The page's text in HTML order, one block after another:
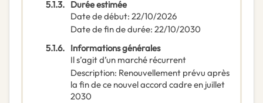
5.1.3. Durée estimée
Date de début: 22/10/2026
Date de fin de durée: 22/10/2030
5.1.6. Informations générales
Il s’agit d’un marché récurrent
Description: Renouvellement prévu après
la fin de ce nouvel accord cadre en juillet
2030